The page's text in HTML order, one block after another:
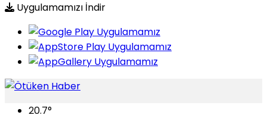
Uygulamamızı İndir
20.7°